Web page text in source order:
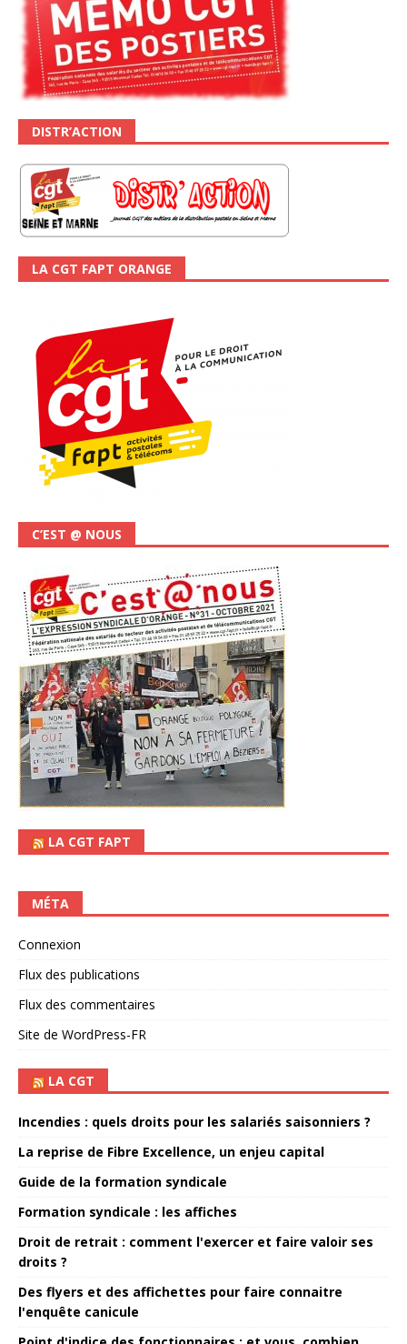
DISTR’ACTION
LA CGT FAPT ORANGE
C’EST @ NOUS
LA CGT FAPT
MÉTA
Connexion
Flux des publications
Flux des commentaires
Site de WordPress-FR
LA CGT
Incendies : quels droits pour les salariés saisonniers ?
La reprise de Fibre Excellence, un enjeu capital
Guide de la formation syndicale
Formation syndicale : les affiches
Droit de retrait : comment l'exercer et faire valoir ses
droits ?
Des flyers et des affichettes pour faire connaitre
l'enquête canicule